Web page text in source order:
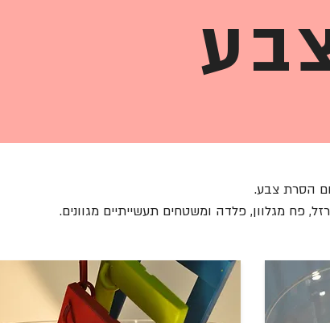
פח מגלוון, פלדה ומשטחים תעשייתיים מגוונים.